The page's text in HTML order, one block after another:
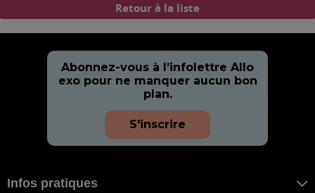
Retour à la liste
Abonnez-vous à l’infolettre Allo
exo pour ne manquer aucun bon
plan.
S'inscrire
Infos pratiques